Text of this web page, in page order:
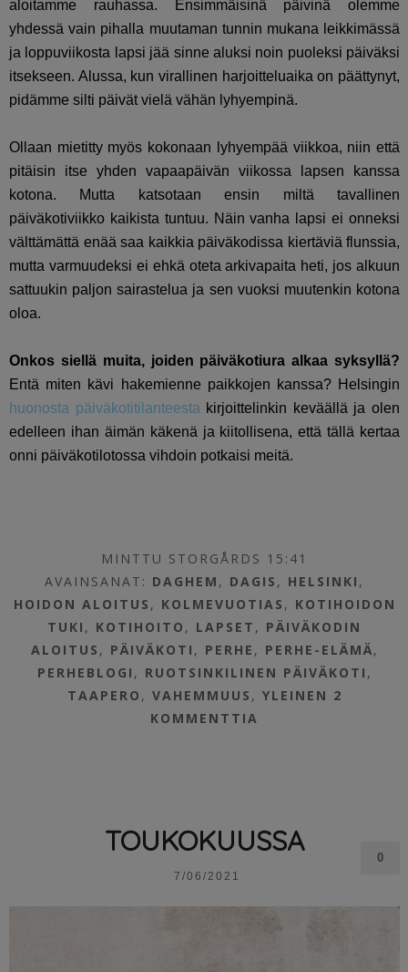
aloitamme rauhassa. Ensimmäisinä päivinä olemme
yhdessä vain pihalla muutaman tunnin mukana leikkimässä
ja loppuviikosta lapsi jää sinne aluksi noin puoleksi päiväksi
itsekseen. Alussa, kun virallinen harjoitteluaika on päättynyt,
pidämme silti päivät vielä vähän lyhyempinä.
Ollaan mietitty myös kokonaan lyhyempää viikkoa, niin että
pitäisin itse yhden vapaapäivän viikossa lapsen kanssa
kotona. Mutta katsotaan ensin miltä tavallinen
päiväkotiviikko kaikista tuntuu. Näin vanha lapsi ei onneksi
välttämättä enää saa kaikkia päiväkodissa kiertäviä flunssia,
mutta varmuudeksi ei ehkä oteta arkivapaita heti, jos alkuun
sattuukin paljon sairastelua ja sen vuoksi muutenkin kotona
oloa.
Onkos siellä muita, joiden päiväkotiura alkaa syksyllä?
Entä miten kävi hakemienne paikkojen kanssa? Helsingin
huonosta päiväkotitilanteesta kirjoittelinkin keväällä ja olen
edelleen ihan äimän käkenä ja kiitollisena, että tällä kertaa
onni päiväkotilotossa vihdoin potkaisi meitä.
MINTTU STORGÅRDS 15:41
AVAINSANAT: DAGHEM , DAGIS , HELSINKI ,
HOIDON ALOITUS , KOLMEVUOTIAS , KOTIHOIDON
TUKI , KOTIHOITO , LAPSET , PÄIVÄKODIN
ALOITUS , PÄIVÄKOTI , PERHE , PERHE-ELÄMÄ,
PERHEBLOGI , RUOTSINKILINEN PÄIVÄKOTI ,
TAAPERO , VAHEMMUUS , YLEINEN 2
KOMMENTTIA
TOUKOKUUSSA
7/06/2021
0